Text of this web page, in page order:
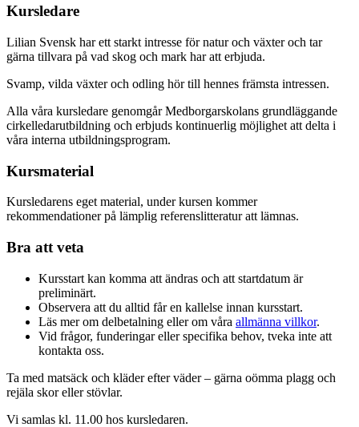
Kursledare
Lilian Svensk har ett starkt intresse för natur och växter och tar
gärna tillvara på vad skog och mark har att erbjuda.
Svamp, vilda växter och odling hör till hennes främsta intressen.
Alla våra kursledare genomgår Medborgarskolans grundläggande
cirkelledarutbildning och erbjuds kontinuerlig möjlighet att delta i
våra interna utbildningsprogram.
Kursmaterial
Kursledarens eget material, under kursen kommer
rekommendationer på lämplig referenslitteratur att lämnas.
Bra att veta
Kursstart kan komma att ändras och att startdatum är
preliminärt.
Observera att du alltid får en kallelse innan kursstart.
Läs mer om delbetalning eller om våra allmänna villkor.
Vid frågor, funderingar eller specifika behov, tveka inte att
kontakta oss.
Ta med matsäck och kläder efter väder – gärna oömma plagg och
rejäla skor eller stövlar.
Vi samlas kl. 11.00 hos kursledaren.